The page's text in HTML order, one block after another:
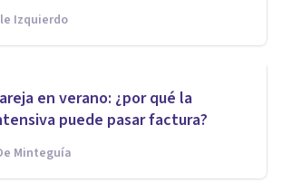
Izquierdo
en verano: ¿por qué la
puede pasar factura?
Minteguía